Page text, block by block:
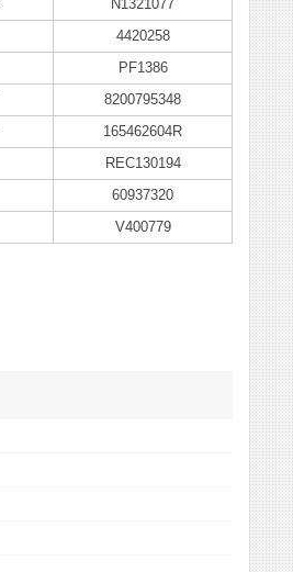
N1321077
4420258
PF1386
8200795348
165462604R
REC130194
60937320
V400779